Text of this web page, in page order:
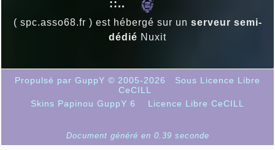
::..
( spc.asso68.fr ) est hébergé sur un serveur semi-
dédié Nuxit
Propulsé par GuppY © 2005-2026
Sous Licence Libre
CeCILL
Skins Papinou GuppY 6
Licence Libre CeCILL
Document généré en 0.39 seconde